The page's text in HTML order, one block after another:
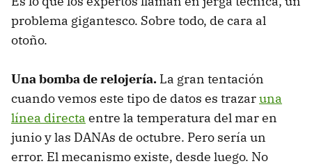
problema gigantesco. Sobre todo, de cara al
otoño.
Una bomba de relojería. La gran tentación
cuando vemos este tipo de datos es trazaruna
línea directa entre la temperatura del mar en
junio y las DANAs de octubre. Pero sería un
error. El mecanismo existe, desde luego. No